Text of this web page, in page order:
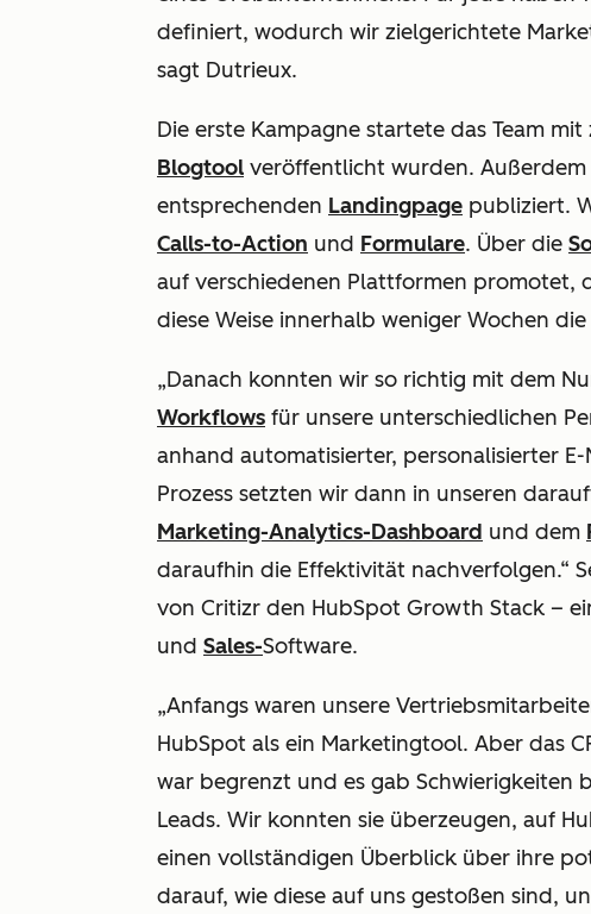
definiert, wodurch wir zielgerichtete
sagt Dutrieux.
Die erste Kampagne startete das Team
Blogtool veröffentlicht wurden.
entsprechenden Landingpage publiziert.
Calls-to-Action und Formulare. Über die
auf verschiedenen Plattformen promotet,
diese Weise innerhalb weniger Wochen
„Danach konnten wir so richtig mit dem
Workflows für unsere unterschiedlichen
anhand automatisierter, personalisierter
Prozess setzten wir dann in unseren
Marketing-Analytics-Dashboard und dem
daraufhin die Effektivität nachverfolgen.“
von Critizr den HubSpot Growth Stack –
und Sales-Software.
„Anfangs waren unsere
HubSpot als ein Marketingtool. Aber das
war begrenzt und es gab Schwierigkeiten
Leads. Wir konnten sie überzeugen, auf
einen vollständigen Überblick über ihre
darauf, wie diese auf uns gestoßen sind,